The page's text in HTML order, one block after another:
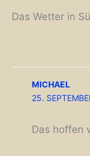
Das Wetter in
MICHAEL
25.
Das hoffen